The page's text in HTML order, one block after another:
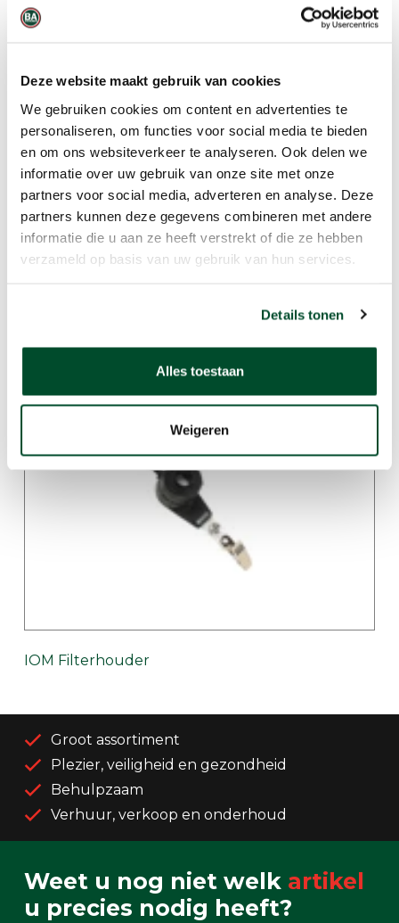
Deze website maakt gebruik van cookies
We gebruiken cookies om content en advertenties te
personaliseren, om functies voor social media te bieden
en om ons websiteverkeer te analyseren. Ook delen we
informatie over uw gebruik van onze site met onze
partners voor social media, adverteren en analyse. Deze
partners kunnen deze gegevens combineren met andere
informatie die u aan ze heeft verstrekt of die ze hebben
verzameld op basis van uw gebruik van hun services.
Details tonen
Alles toestaan
Weigeren
Casella Flow Detective
IOM Filterhouder
Groot assortiment
Plezier, veiligheid en gezondheid
Behulpzaam
Verhuur, verkoop en onderhoud
Weet u nog niet welk artikel
u precies nodig heeft?